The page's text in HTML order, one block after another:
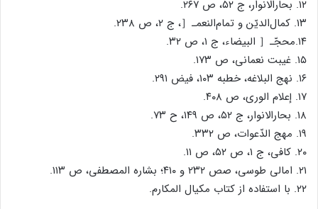
۱۲. بحارالانوار، ج ۵۲، ص ۲۶۷.
۱۳. کمال‌الدیّن و تمام‌النعمـ［، ج ۲، ص ۲۳۸.
۱۴.محجّـ［ البیضاء، ج ۱، ص ۳۲.
۱۵. غیبت نعمانی، ص ۱۷۳.
۱۶. نهج البلاغه، خطبه ۱۰۳، فیض ۲۹۱.
۱۷. إعلام الوری، ص ۴۰۸.
۱۸. بحارالانوار، ج ۵۲، ص ۱۴۹، ح ۷۳.
۱۹. مهج الدّعوات، ص ۳۳۲.
۲۰. کافی، ج ۱، ص ۵۲، ص ۱۱.
۲۱. امالی طوسی، صص ۲۳۲ و ۴۱۰؛ بشاره المصطفی، ص ۱۱۳.
۲۲. با استفاده از کتاب مکیال المکارم.